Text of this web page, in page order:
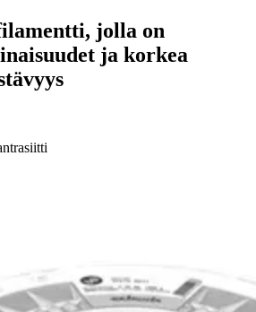
jolla on
ja korkea